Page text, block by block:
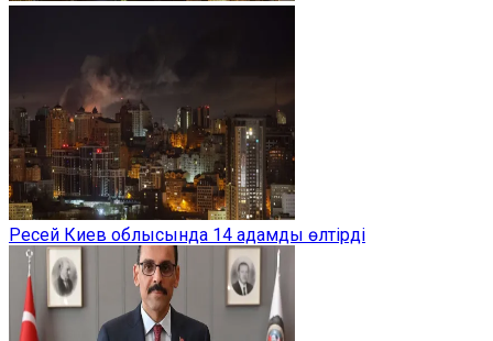
Ресей Киев облысында 14 адамды өлтірді